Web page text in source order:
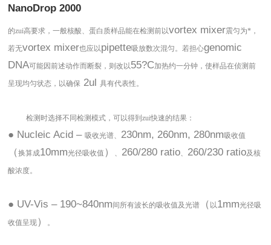
NanoDrop 2000
的zui高要求，一般核酸、蛋白质样品能在检测前以vortex mixer震匀为*，
若无vortex mixer也应以pipette吸放数次混匀。若担心genomic
DNA可能因前述动作而断裂，则改以55?C加热约一分钟，使样品在侦测前
呈现均匀状态，以确保 2ul具有代表性。
检测时选择不同检测模式，可以得到zui快速的结果：
● Nucleic Acid –吸收光谱、 230nm, 260nm, 280nm吸收值
（换算成10mm光径吸收值 ） 、 260/280 ratio、 260/230 ratio及核
酸浓度。
● UV-Vis – 190~840nm间所有波长的吸收值及光谱 （ 以1mm光径吸
收值呈现 ） 。